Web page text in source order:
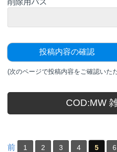
削除用パス
(次のページで投稿内容をご確認いた
COD:MW
前 1 2 3 4 5 6